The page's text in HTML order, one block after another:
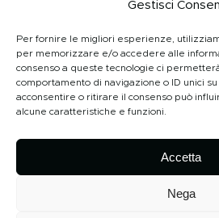
Gestisci
Per fornire le migliori esperienze,
per memorizzare e/o accedere alle
consenso a queste tecnologie ci
comportamento di navigazione o ID unici
acconsentire o ritirare il consenso può
alcune caratteristiche e funzioni.
Accetta
Nega
Archiproducts
Privacy Policy